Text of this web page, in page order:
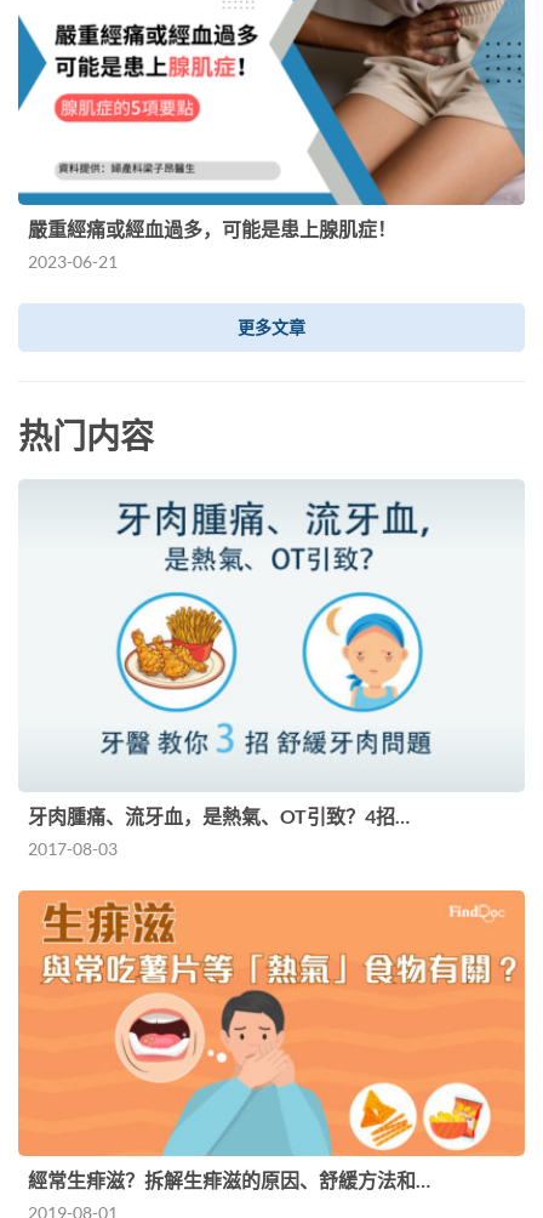
嚴重經痛或經血過多，可能是患上腺肌症！
2023-06-21
更多文章
热门内容
牙肉腫痛、流牙血，是熱氣、OT引致？4招…
2017-08-03
經常生痱滋？拆解生痱滋的原因、舒緩方法和…
2019-08-01